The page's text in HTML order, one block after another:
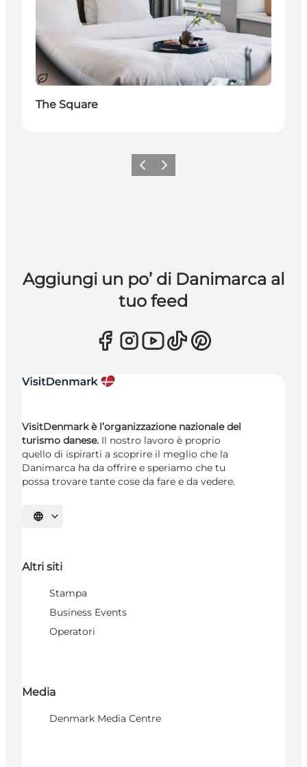
Sostenibile
The Square
Precedente
Avanti
Aggiungi un po’ di Danimarca al
tuo feed
VisitDenmark è l’organizzazione nazionale del
turismo danese. Il nostro lavoro è proprio
quello di ispirarti a scoprire il meglio che la
Danimarca ha da offrire e speriamo che tu
possa trovare tante cose da fare e da vedere.
Seleziona la lingua
Altri siti
Stampa
Business Events
Operatori
Media
Denmark Media Centre